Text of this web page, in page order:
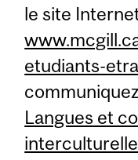
le site
etudiants-
Langues et
interculturelle